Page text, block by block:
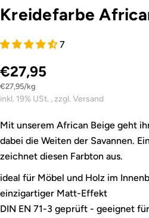
Kreidefarbe
7
€27,95
Stückpreis
€27,95/
pro kg
inkl. 19% USt. , zzgl. Versand
Mit unserem African Beige geht
dabei die Weiten der Savannen.
zeichnet diesen Farbton aus.
ideal für Möbel und Holz im
einzigartiger Matt-Effekt
DIN EN 71-3 geprüft - geeignet